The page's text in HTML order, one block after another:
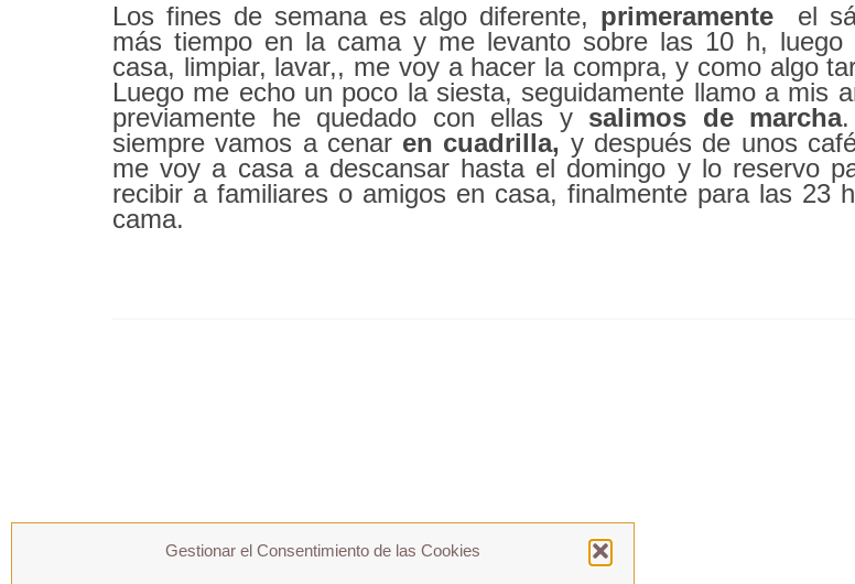
Gestionar el Consentimiento de las Cookies
Los fines de semana es algo diferente, primeramenteel
más tiempo en la cama y me levanto sobre las 10 h, luego
casa, limpiar, lavar,, me voy a hacer la compra, y como algo
Luego me echo un poco la siesta, seguidamente llamo a mis
previamente he quedado con ellas y salimos de marcha.
siempre vamos a cenar en cuadrilla, y después de unos
me voy a casa a descansar hasta el domingo y lo reservo
recibir a familiares o amigos en casa, finalmente para las 23
cama.